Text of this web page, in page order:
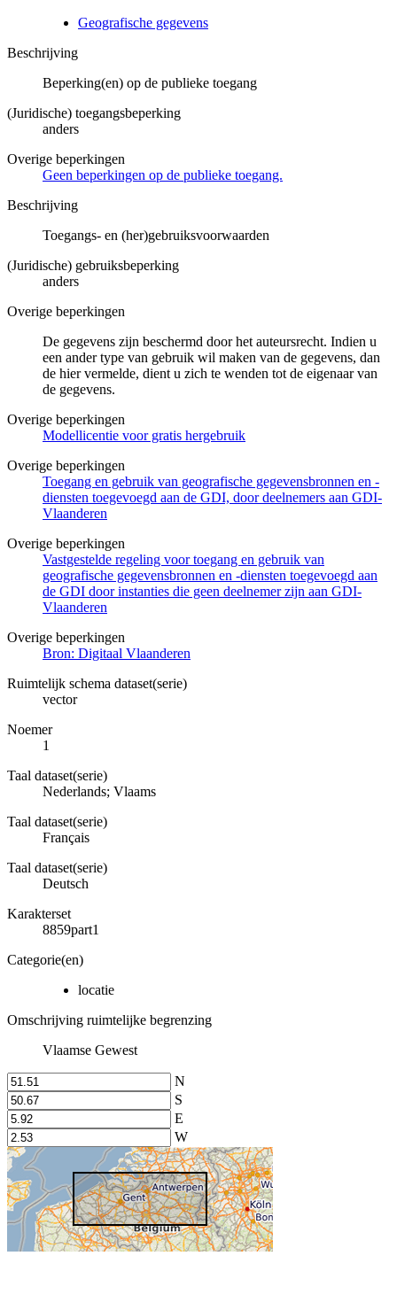
Geografische gegevens
Beschrijving
Beperking(en) op de publieke toegang
(Juridische) toegangsbeperking
anders
Overige beperkingen
Geen beperkingen op de publieke toegang.
Beschrijving
Toegangs- en (her)gebruiksvoorwaarden
(Juridische) gebruiksbeperking
anders
Overige beperkingen
De gegevens zijn beschermd door het auteursrecht. Indien u
een ander type van gebruik wil maken van de gegevens, dan
de hier vermelde, dient u zich te wenden tot de eigenaar van
de gegevens.
Overige beperkingen
Modellicentie voor gratis hergebruik
Overige beperkingen
Toegang en gebruik van geografische gegevensbronnen en -
diensten toegevoegd aan de GDI, door deelnemers aan GDI-
Vlaanderen
Overige beperkingen
Vastgestelde regeling voor toegang en gebruik van
geografische gegevensbronnen en -diensten toegevoegd aan
de GDI door instanties die geen deelnemer zijn aan GDI-
Vlaanderen
Overige beperkingen
Bron: Digitaal Vlaanderen
Ruimtelijk schema dataset(serie)
vector
Noemer
1
Taal dataset(serie)
Nederlands; Vlaams
Taal dataset(serie)
Français
Taal dataset(serie)
Deutsch
Karakterset
8859part1
Categorie(en)
locatie
Omschrijving ruimtelijke begrenzing
Vlaamse Gewest
N
S
E
W